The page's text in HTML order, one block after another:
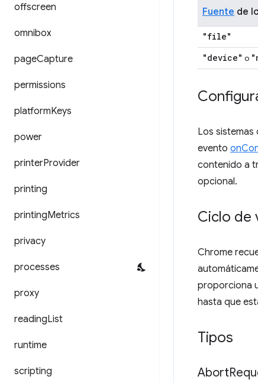
offscreen
omnibox
pageCapture
permissions
platformKeys
power
printerProvider
printing
printingMetrics
privacy
processes
proxy
readingList
runtime
scripting
Fuente de
"file"
"device" o
Los
evento
contenido a
opcional.
Ciclo de
Chrome
proporciona
hasta que
Tipos
Abort